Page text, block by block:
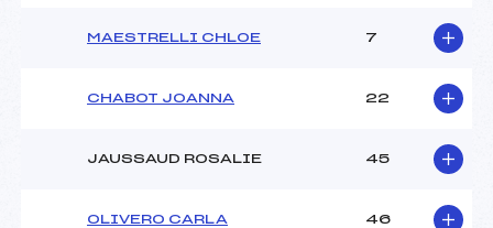
MAESTRELLI CHLOE 7
CHABOT JOANNA 22
JAUSSAUD ROSALIE 45
OLIVERO CARLA 46